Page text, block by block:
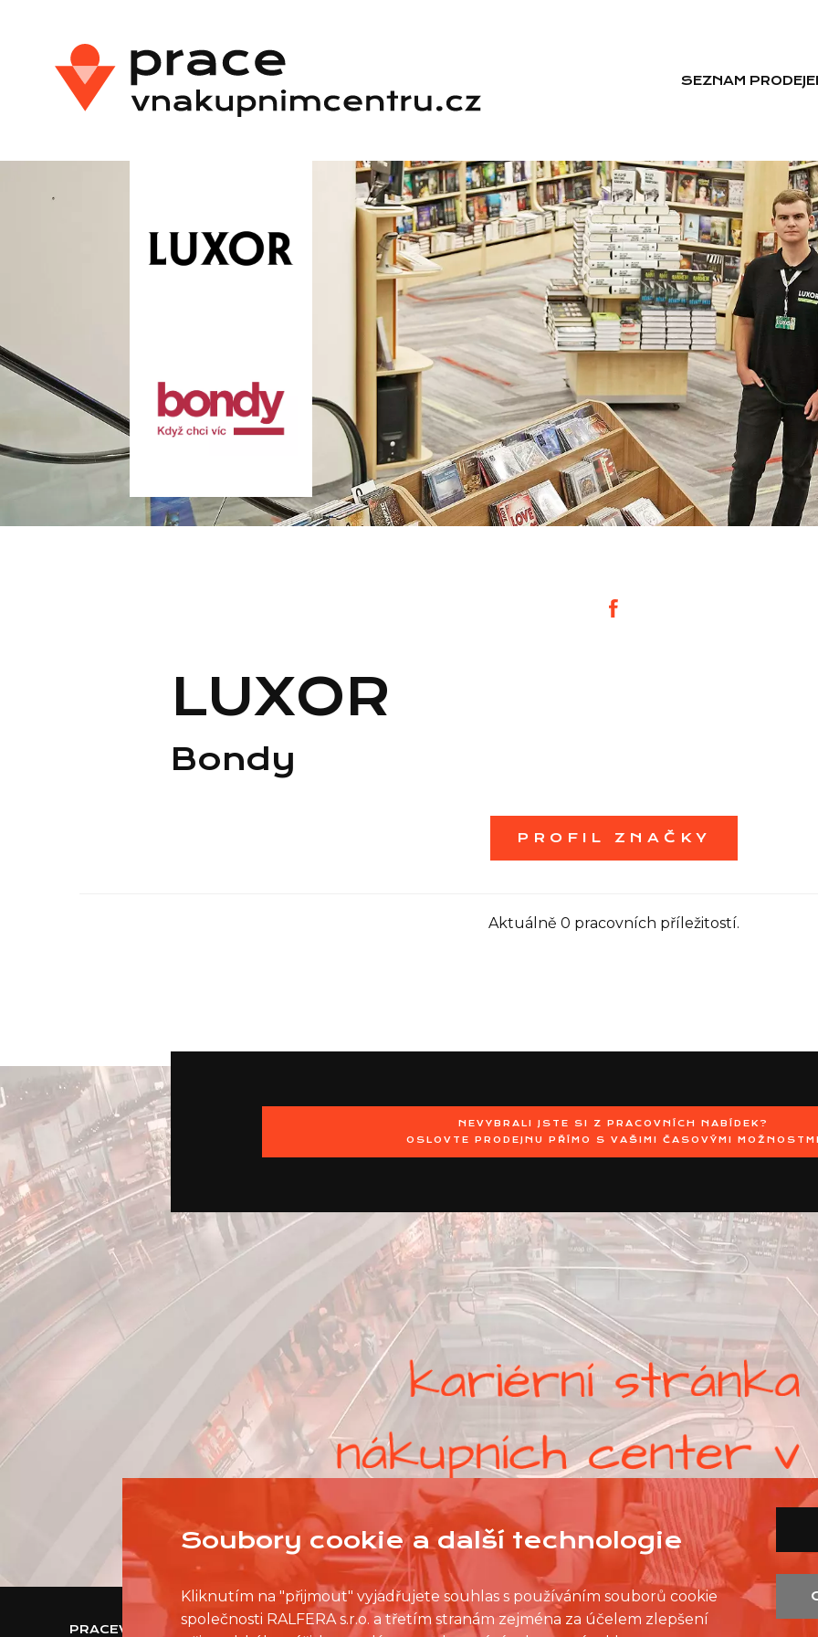
SEZNAM
LUXOR
Bondy
PROFIL ZNAČKY
Aktuálně 0 pracovních příležitostí.
NEVYBRALI JSTE SI Z PRACOVNÍCH NABÍDEK?
OSLOVTE PRODEJNU PŘÍMO S VAŠIMI ČASOVÝMI
PRACEVNAKUPNIMCENTRU.CZ SEZNAM PRODEJEN SEZNAM NC
Soubory cookie a další technologie
Kliknutím na "přijmout" vyjadřujete souhlas s používáním souborů cookie
společnosti RALFERA s.r.o. a třetím stranám zejména za účelem zlepšení